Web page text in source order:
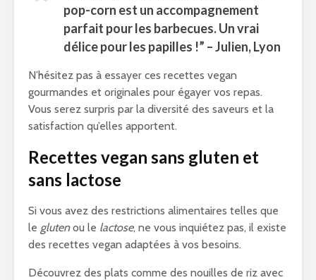
pop-corn est un accompagnement
parfait pour les barbecues. Un vrai
délice pour les papilles !” – Julien, Lyon
N’hésitez pas à essayer ces recettes vegan
gourmandes et originales pour égayer vos repas.
Vous serez surpris par la diversité des saveurs et la
satisfaction qu’elles apportent.
Recettes vegan sans gluten et
sans lactose
Si vous avez des restrictions alimentaires telles que
le glutenou le lactose, ne vous inquiétez pas, il existe
des recettes vegan adaptées à vos besoins.
Découvrez des plats comme des nouilles de riz avec